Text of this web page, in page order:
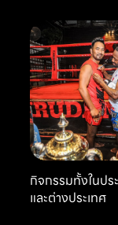
กิจกรรมทั้งในปร
และต่างประเทศ